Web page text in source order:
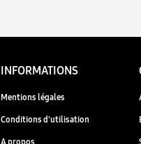
INFORMATIONS
Mentions légales
Conditions d'utilisation